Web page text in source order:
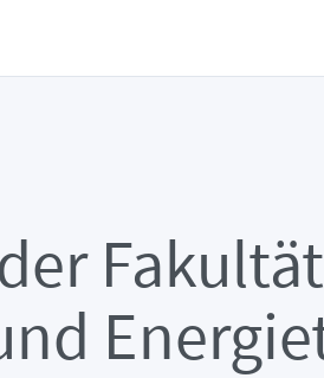
Fakultät